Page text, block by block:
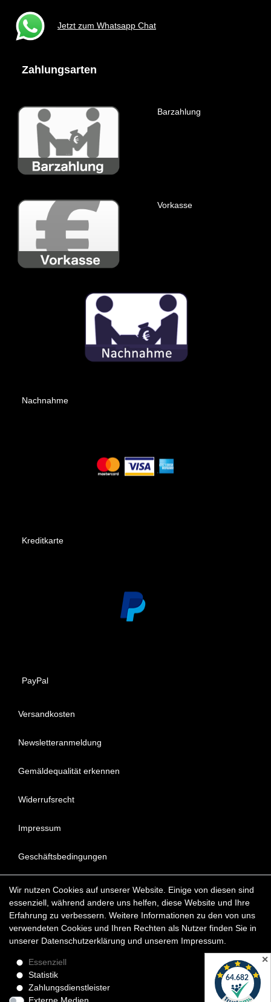
Jetzt zum Whatsapp Chat
Zahlungsarten
Barzahlung
Vorkasse
Nachnahme
Kreditkarte
PayPal
Versandkosten
Newsletteranmeldung
Gemäldequalität erkennen
Widerrufsrecht
Impressum
Geschäftsbedingungen
Datenschutzerklärung
FAQ - Häufig gestellte Fragen
Copyright © 2022 KunstDepot24 BERLIN Exklusive Gemälde
*Die Lieferzeit für verfügbare Ölgemälde beträgt etwa 1 - 3
Werktage innerhalb Deutschland. Das Widerrufsrecht gilt für
Wir nutzen Cookies auf unserer Website. Einige von diesen sind
essenziell, während andere uns helfen, diese Website und Ihre
Erfahrung zu verbessern. Weitere Informationen zu den von uns
verwendeten Cookies und Ihren Rechten als Nutzer finden Sie in
unserer Daten­schutz­erklärung und unserem Impressum
Essenziell
Statistik
Zahlungsdienstleister
✕